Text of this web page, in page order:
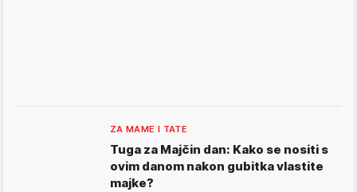
ZA MAME I TATE
Tuga za Majčin dan: Kako se nositi s
ovim danom nakon gubitka vlastite
majke?